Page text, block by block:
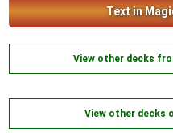
Text in
View other decks
View other decks